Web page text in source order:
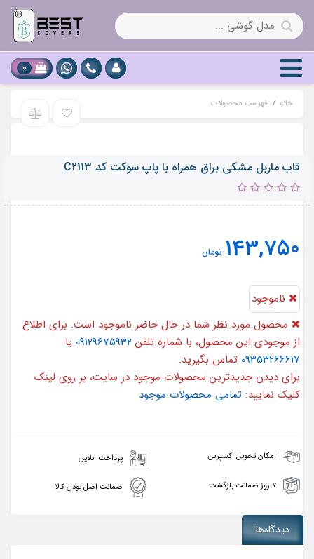
0
خانه فهرست محصولات
قاب ماربل مشکی براق همراه با پاپ سوکت کد C2113
143,750 تومان
ناموجود
محصول مورد نظر شما در حال حاضر ناموجود است. برای اطلاع
از موجودی این محصول، با شماره تلفن 09129675932 یا
09353266617 تماس بگیرید.
برای دیدن جدیدترین محصولات موجود در سایت، بر روی لینک
کلیک نمایید: تمامی محصولات موجود
امکان تحویل اکسپرس پرداخت انلاین
۷ روز ضمانت بازگشت ضمانت اصل بودن کالا
دیدگاه‌ها